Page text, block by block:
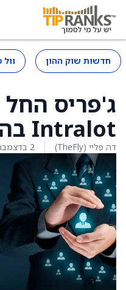
חדשות שוק ההון
ג'פריס החל
Intralot בהמלצת קנייה
דה פליי (TheFly) 2 בדצמבר 2025